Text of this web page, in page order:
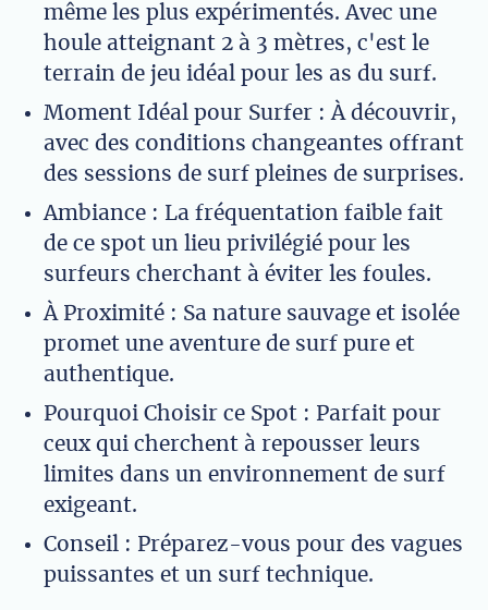
même les plus expérimentés. Avec une
houle atteignant 2 à 3 mètres, c'est le
terrain de jeu idéal pour les as du surf.
Moment Idéal pour Surfer : À découvrir,
avec des conditions changeantes offrant
des sessions de surf pleines de surprises.
Ambiance : La fréquentation faible fait
de ce spot un lieu privilégié pour les
surfeurs cherchant à éviter les foules.
À Proximité : Sa nature sauvage et isolée
promet une aventure de surf pure et
authentique.
Pourquoi Choisir ce Spot : Parfait pour
ceux qui cherchent à repousser leurs
limites dans un environnement de surf
exigeant.
Conseil : Préparez-vous pour des vagues
puissantes et un surf technique.